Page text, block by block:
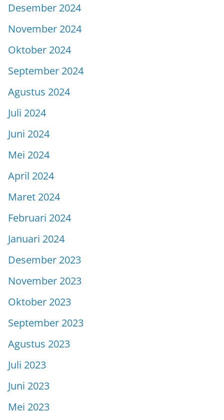
Desember 2024
November 2024
Oktober 2024
September 2024
Agustus 2024
Juli 2024
Juni 2024
Mei 2024
April 2024
Maret 2024
Februari 2024
Januari 2024
Desember 2023
November 2023
Oktober 2023
September 2023
Agustus 2023
Juli 2023
Juni 2023
Mei 2023